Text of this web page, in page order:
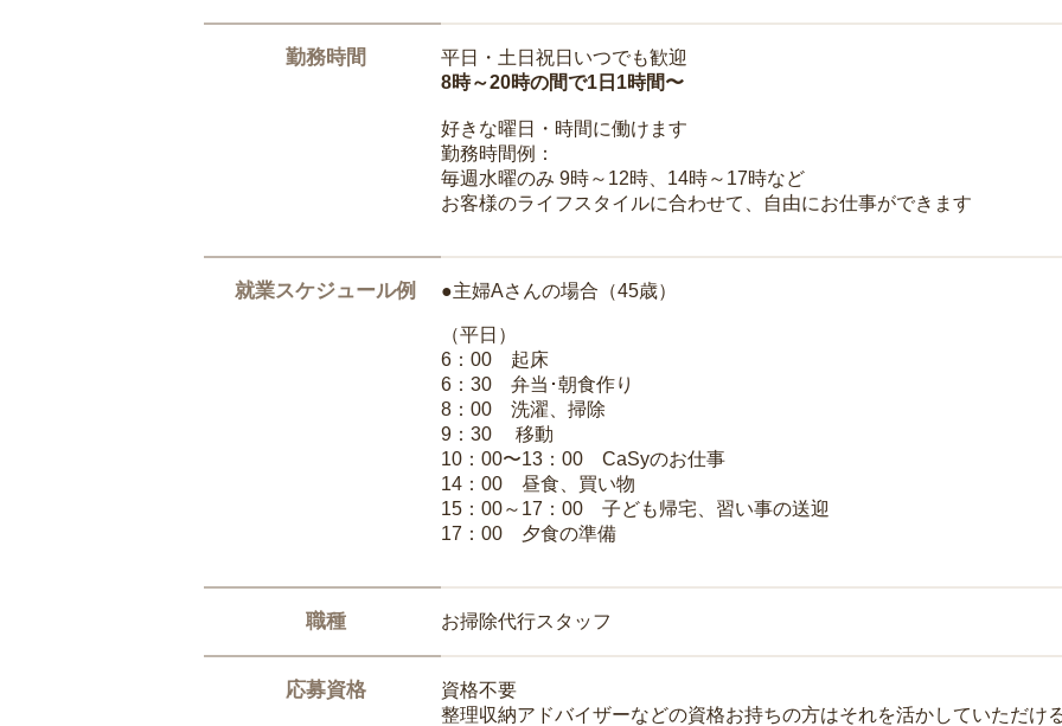
勤務時間
平日・土日祝日いつでも歓迎
8時～20時の間で1日1時間〜
好きな曜日・時間に働けます
勤務時間例：
毎週水曜のみ 9時～12時、14時～17時など
お客様のライフスタイルに合わせて、自由にお仕事ができます
就業スケジュール例 ●主婦Aさんの場合（45歳）
（平日）
6：00 起床
6：30 弁当･朝食作り
8：00 洗濯、掃除
9：30 移動
10：00〜13：00 CaSyのお仕事
14：00 昼食、買い物
15：00～17：00 子ども帰宅、習い事の送迎
17：00 夕食の準備
職種 お掃除代行スタッフ
応募資格
資格不要
整理収納アドバイザーなどの資格お持ちの方はそれを活かしていただけ